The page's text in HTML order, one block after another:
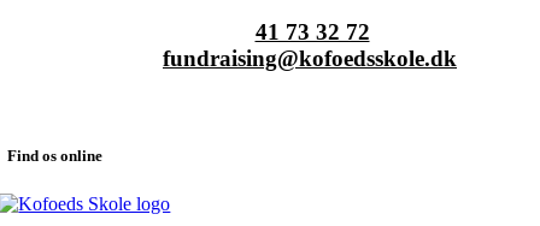
41 73 32 72
fundraising@kofoedsskole.dk
Find os online